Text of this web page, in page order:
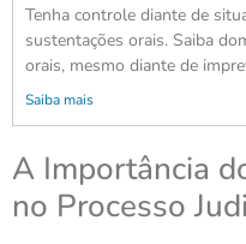
Tenha controle diante de
sustentações orais. Saiba
orais, mesmo diante de
Saiba mais
A Importância
no Processo